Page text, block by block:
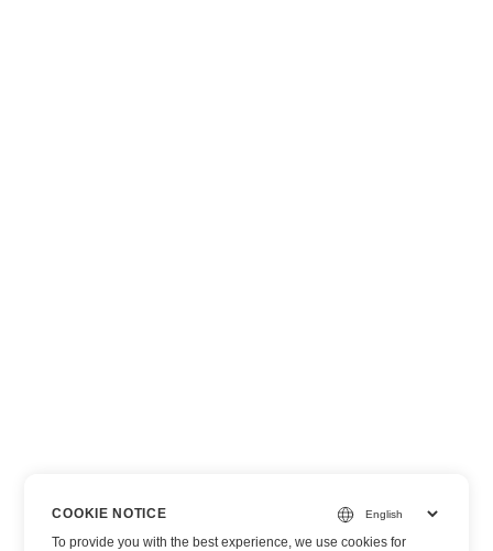
COOKIE NOTICE
To provide you with the best experience, we use cookies for